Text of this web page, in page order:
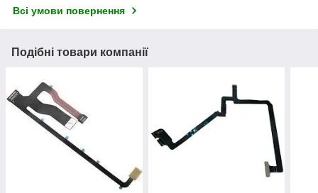
Всі умови повернення
Подібні товари компанії